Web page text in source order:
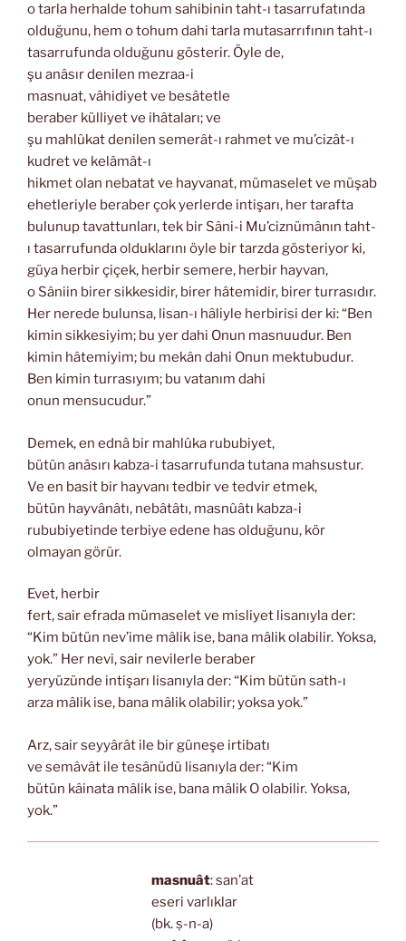
o tarla herhalde tohum sahibinin taht-ı tasarrufatında
olduğunu, hem o tohum dahi tarla mutasarrıfının taht-ı
tasarrufunda olduğunu gösterir. Öyle de,
şu anâsır denilen mezraa-i
masnuat, vâhidiyet ve besâtetle
beraber külliyet ve ihâtaları; ve
şu mahlûkat denilen semerât-ı rahmet ve mu’cizât-ı
kudret ve kelâmât-ı
hikmet olan nebatat ve hayvanat, mümaselet ve müşab
ehetleriyle beraber çok yerlerde intişarı, her tarafta
bulunup tavattunları, tek bir Sâni-i Mu’ciznümânın taht-
ı tasarrufunda olduklarını öyle bir tarzda gösteriyor ki,
güya herbir çiçek, herbir semere, herbir hayvan,
o Sâniin birer sikkesidir, birer hâtemidir, birer turrasıdır.
Her nerede bulunsa, lisan-ı hâliyle herbirisi der ki: “Ben
kimin sikkesiyim; bu yer dahi Onun masnuudur. Ben
kimin hâtemiyim; bu mekân dahi Onun mektubudur.
Ben kimin turrasıyım; bu vatanım dahi
onun mensucudur.”
Demek, en ednâ bir mahlûka rububiyet,
bütün anâsırı kabza-i tasarrufunda tutana mahsustur.
Ve en basit bir hayvanı tedbir ve tedvir etmek,
bütün hayvânâtı, nebâtâtı, masnûâtı kabza-i
rububiyetinde terbiye edene has olduğunu, kör
olmayan görür.
Evet, herbir
fert, sair efrada mümaselet ve misliyet lisanıyla der:
“Kim bütün nev’ime mâlik ise, bana mâlik olabilir. Yoksa,
yok.” Her nevi, sair nevilerle beraber
yeryüzünde intişarı lisanıyla der: “Kim bütün sath-ı
arza mâlik ise, bana mâlik olabilir; yoksa yok.”
Arz, sair seyyârât ile bir güneşe irtibatı
ve semâvât ile tesânüdü lisanıyla der: “Kim
bütün kâinata mâlik ise, bana mâlik O olabilir. Yoksa,
yok.”
masnuât: san’at
eseri varlıklar
(bk. ṣ-n-a)